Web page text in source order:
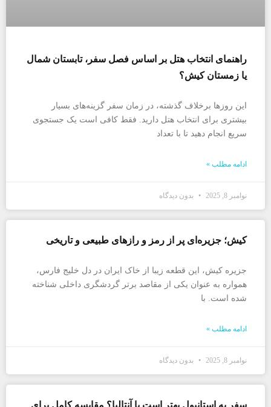
راهنمای انتخاب هتل بر اساس فصل سفر، تابستان شمال
یا زمستان کیش؟
این روزها برخلاف گذشته، در زمان سفر گزینه‌های بسیار
بیشتری برای انتخاب هتل دارید. فقط کافی است یک جستجوی
سریع انجام دهید تا با تعداد
ادامه مطلب »
نوامبر 8, 2025 بدون دیدگاه
کیش؛ جزیره‌ای پر از رمز و رازهای طبیعی و تاریخی
جزیره کیش، این قطعه زیبا از خاک ایران در دل خلیج فارس،
همواره به عنوان یکی از مقاصد برتر گردشگری داخلی شناخته
شده است. با
ادامه مطلب »
نوامبر 8, 2025 بدون دیدگاه